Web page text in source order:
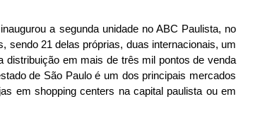
a segunda unidade no ABC Paulista, no
sendo 21 delas próprias, duas internacionais, um
em mais de três mil pontos de venda
de São Paulo é um dos principais mercados
em shopping centers na capital paulista ou em